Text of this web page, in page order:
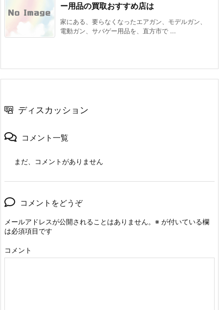
ー用品の買取おすすめ店は
家にある、要らなくなったエアガン、モデルガン、
電動ガン、サバゲー用品を、直方市で ...
ディスカッション
コメント一覧
まだ、コメントがありません
コメントをどうぞ
メールアドレスが公開されることはありません。 ※ が付いている欄
は必須項目です
コメント